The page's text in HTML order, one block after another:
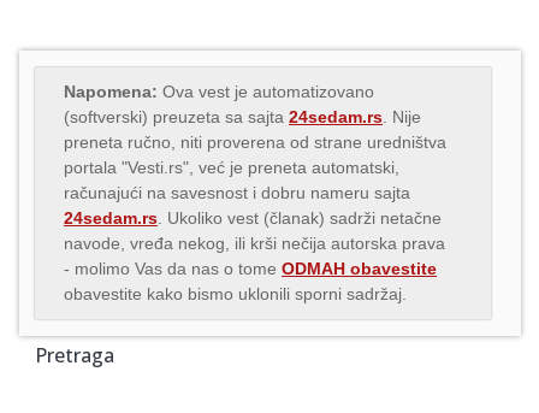
Napomena: Ova vest je automatizovano
(softverski) preuzeta sa sajta 24sedam.rs . Nije
preneta ručno, niti proverena od strane uredništva
portala "Vesti.rs", već je preneta automatski,
računajući na savesnost i dobru nameru sajta
24sedam.rs . Ukoliko vest (članak) sadrži netačne
navode, vređa nekog, ili krši nečija autorska prava
- molimo Vas da nas o tome ODMAH obavestite
obavestite kako bismo uklonili sporni sadržaj.
Pretraga